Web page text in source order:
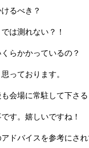
るべき？
は測れない？！
らかかっているの？
っております。
会場に常駐して下さ
す。嬉しいですね！
ドバイスを参考にさ